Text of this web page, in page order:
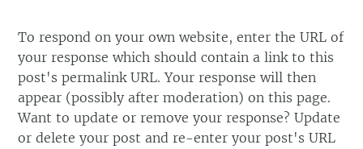
To respond on your own website, enter the URL of
your response which should contain a link to this
post's permalink URL. Your response will then
appear (possibly after moderation) on this page.
Want to update or remove your response? Update
or delete your post and re-enter your post's URL